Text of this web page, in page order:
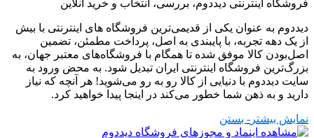
فروشگاه اینترنتی دیددوم، بررسی، انتخاب و خرید آنلاین
دیددوم به عنوان یکی از قدیمی‌ترین فروشگاه های اینترنتی با بیش
از یک دهه تجربه، با پایبندی به اصل، پرداخت مطمئن، تضمین
اصل‌بودن کالا موفق شده تا همگام با فروشگاه‌های معتبر جهان، به
بزرگ‌ترین فروشگاه اینترنتی ایران تبدیل شود. به محض ورود به
سایت دیددوم با دنیایی از کالا رو به رو می‌شوید! هر آنچه که نیاز
دارید و به ذهن شما خطور می‌کند در اینجا پیدا خواهید کرد.
نمایش بیشتر - بستن